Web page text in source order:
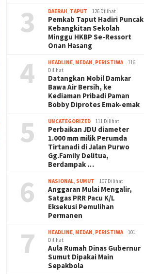
3 DAERAH, TAPUT 126 Dilihat
Pemkab Taput Hadiri Puncak
Kebangkitan Sekolah
Minggu HKBP Se-Ressort
Onan Hasang
4 HEADLINE, MEDAN, PERISTIWA
116
Dilihat
Datangkan Mobil Damkar
Bawa Air Bersih, ke
Kediaman Pribadi Paman
Bobby Diprotes Emak-emak
5 UNCATEGORIZED 111 Dilihat
Perbaikan JDU diameter
1.000 mm milik Perumda
Tirtanadi di Jalan Purwo
Gg.Family Delitua,
Berdampak …
6 NASIONAL, SUMUT 107 Dilihat
Anggaran Mulai Mengalir,
Satgas PRR Pacu K/L
Eksekusi Pemulihan
Permanen
7 HEADLINE, MEDAN, PERISTIWA
101
Dilihat
Aula Rumah Dinas Gubernur
Sumut Dipakai Main
Sepakbola